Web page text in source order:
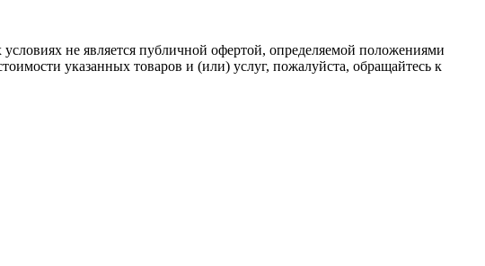
не является публичной офертой, определяемой положениями
указанных товаров и (или) услуг, пожалуйста, обращайтесь к